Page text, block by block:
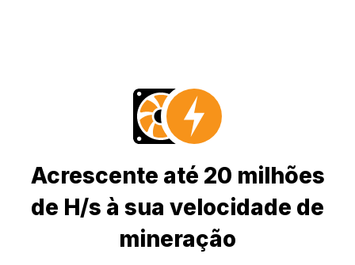
Acrescente até 20 milhões
de H/s à sua velocidade de
mineração